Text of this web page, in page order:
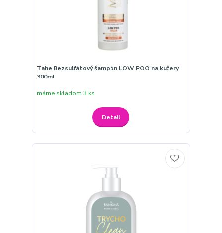
Tahe Bezsulfátový šampón LOW POO na kučery
300ml
máme skladom 3 ks
Detail